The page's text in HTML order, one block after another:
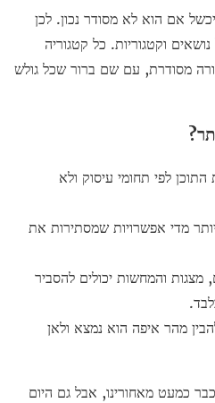
אם הוא לא מסודר נכון. לכן
וקטגוריות. כל קטגוריה
מסודרת, עם שם ברור שכל גולש
התוכן לפי תחומי עיסוק ולא
מדי אפשרויות שמסתירות את
מצגות והמחשות יכולים להסביר
מהר איפה הוא נמצא ולאן
כמעט מאחורינו, אבל גם היום